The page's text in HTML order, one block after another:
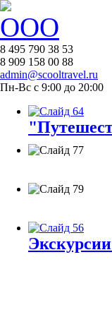
8 495 790 38 53
8 909 158 00 88
admin@scooltravel.ru
Пн-Вс с 9:00 до 20:00